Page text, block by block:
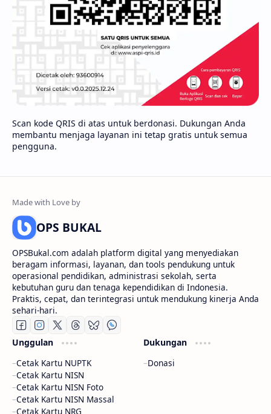
Scan kode QRIS di atas untuk berdonasi. Dukungan Anda
membantu menjaga layanan ini tetap gratis untuk semua
pengguna.
OPS BUKAL
OPSBukal.com adalah platform digital yang menyediakan
beragam informasi, layanan, dan tools pendukung untuk
operasional pendidikan, administrasi sekolah, serta
kebutuhan guru dan tenaga kependidikan di Indonesia.
Praktis, cepat, dan terintegrasi untuk mendukung kinerja Anda
sehari-hari.
Unggulan
Cetak Kartu NUPTK
Cetak Kartu NISN
Cetak Kartu NISN Foto
Cetak Kartu NISN Massal
Cetak Kartu NRG
Dukungan
Donasi